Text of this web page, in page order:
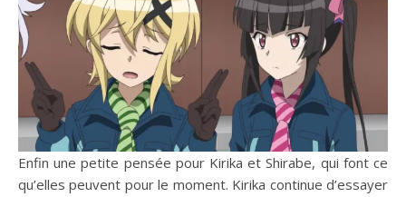
Enfin une petite pensée pour Kirika et Shirabe, qui font ce
qu’elles peuvent pour le moment. Kirika continue d’essayer